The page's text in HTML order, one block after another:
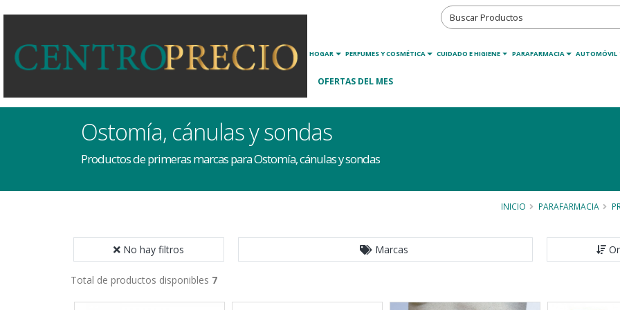
HOGAR PERFUMES Y COSMÉTICA CUIDADO E HIGIENE PARAFARMACIA AUTOMÓVIL
OFERTAS DEL MES
Ostomía, cánulas y sondas
Productos de primeras marcas para Ostomía, cánulas y sondas
INICIO PARAFARMACIA
No hay filtros Marcas
Total de productos disponibles 7